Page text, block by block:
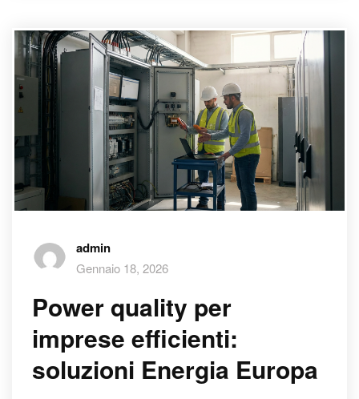
admin
Gennaio 18, 2026
Power quality per
imprese efficienti:
soluzioni Energia Europa